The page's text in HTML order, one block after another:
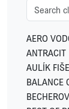
FUTTEC
GEMO
GEOSAN
HOME
HSF
HUISMAN
AERO
ANTRACIT
AULÍK
BALANCE